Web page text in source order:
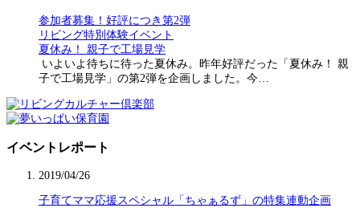
参加者募集！好評につき第2弾
リビング特別体験イベント
夏休み！ 親子で工場見学
いよいよ待ちに待った夏休み。昨年好評だった「夏休み！ 親
子で工場見学」の第2弾を企画しました。今…
イベントレポート
2019/04/26
子育てママ応援スペシャル「ちゃぁるず」の特集連動企画